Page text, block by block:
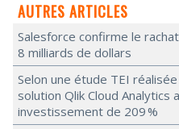
AUTRES ARTICLES
Salesforce confirme le
8 milliards de dollars
Selon une étude TEI
solution Qlik Cloud Analytics
investissement de 209 %